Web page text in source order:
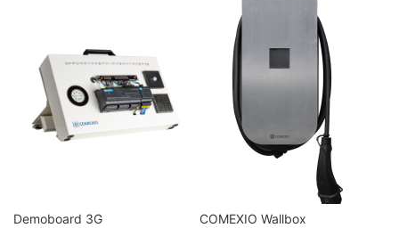
Warenkorb
Demoboard 3G
COMEXIO Wallbox